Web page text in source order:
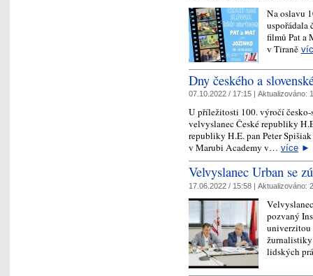
Na oslavu
uspořádala
filmů Pat a
v Tiraně
Dny českého a
07.10.2022 / 17:15 | Aktualizováno:
U příležitosti 100. výročí
velvyslanec České republiky
republiky H.E. pan Peter
v Marubi Academy v… více ►
Velvyslanec Urban se
17.06.2022 / 15:58 | Aktualizováno:
pozvaný
univerzitou
žurnalistiky
lidských